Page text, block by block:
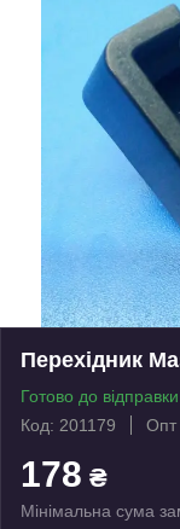
Перехідник
Готово до відправки
Код: 201179
Опт
178 ₴
Мінімальна сума